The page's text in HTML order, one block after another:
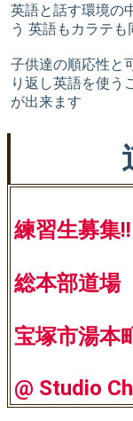
英語と話す環境の
う 英語もカラテ
子供達の順応性と
り返し英語を使う
が出来ます
練習生募集!!
総本部道場
宝塚市湯本
@ Studio